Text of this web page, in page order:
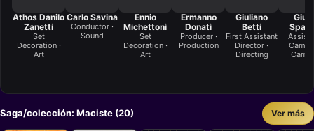
Athos Danilo
Zanetti
Set
Decoration ·
Art
Carlo Savina
Conductor ·
Sound
Ennio
Michettoni
Set
Decoration ·
Art
Ermanno
Donati
Producer ·
Production
Giuliano
Betti
First Assistant
Director ·
Directing
Saga/colección: Maciste (20) Ver más